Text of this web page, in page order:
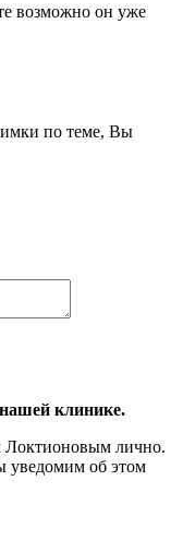
возможно он уже
по теме, Вы
нашей клинике.
Локтионовым лично.
уведомим об этом